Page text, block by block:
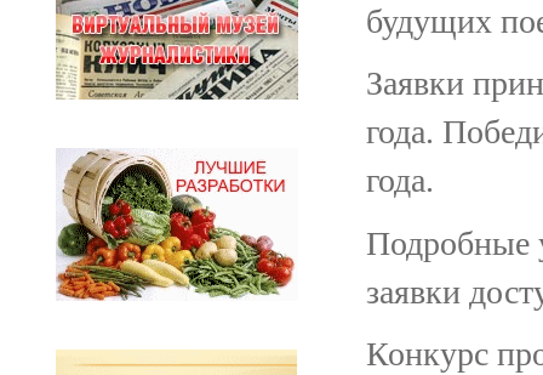
будущих
Заявки
года.
года.
Подробные
заявки
Конкурс